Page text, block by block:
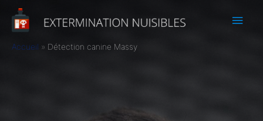
Accueil Détection canine Massy